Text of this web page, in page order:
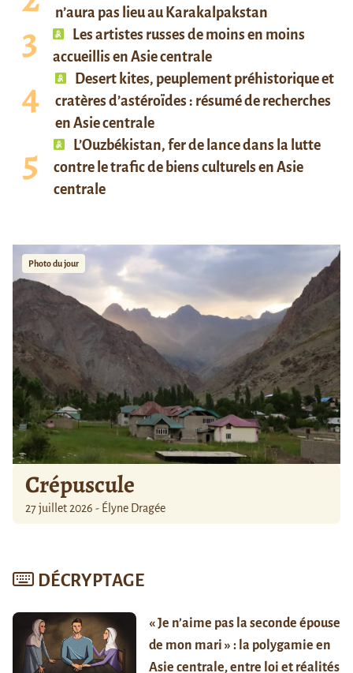
n’aura pas lieu au Karakalpakstan
Les artistes russes de moins en moins
accueillis en Asie centrale
Desert kites, peuplement préhistorique et
cratères d’astéroïdes : résumé de recherches
en Asie centrale
L’Ouzbékistan, fer de lance dans la lutte
contre le trafic de biens culturels en Asie
centrale
Photo du jour
Crépuscule
27 juillet 2026 - Élyne Dragée
DÉCRYPTAGE
« Je n’aime pas la seconde épouse
de mon mari » : la polygamie en
Asie centrale, entre loi et réalités